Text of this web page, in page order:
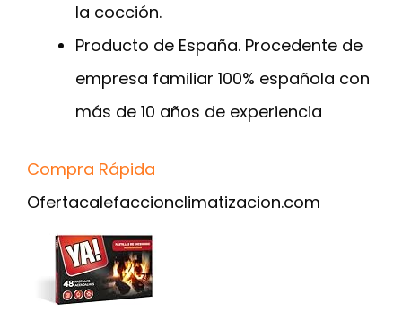
la cocción.
Producto de España. Procedente de
empresa familiar 100% española con
más de 10 años de experiencia
Compra Rápida
Ofertacalefaccionclimatizacion.com